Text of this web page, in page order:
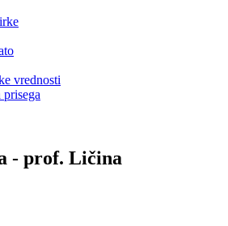
vrednosti
- prof. Ličina